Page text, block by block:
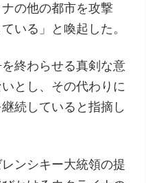
の他の都市を攻撃
いる」と喚起した。
終わらせる真剣な意
とし、その代わりに
続していると指摘し
ンシキー大統領の提